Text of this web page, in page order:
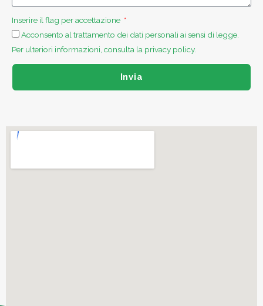
Inserire il flag per accettazione
Acconsento al trattamento dei dati personali ai sensi di legge.
Per ulteriori informazioni, consulta la privacy policy.
Invia